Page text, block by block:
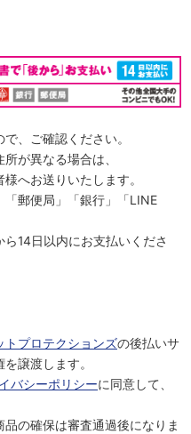
、ご確認ください。
が異なる場合は、
へお送りいたします。
郵便局」「銀行」「LINE
14日以内にお支払いくださ
トプロテクションズの後払いサ
譲渡します。
バシーポリシーに同意して、
の確保は審査通過後になりま